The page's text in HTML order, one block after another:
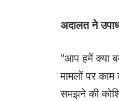
अदालत ने
"आप हमें क्या
मामलों पर
समझने की